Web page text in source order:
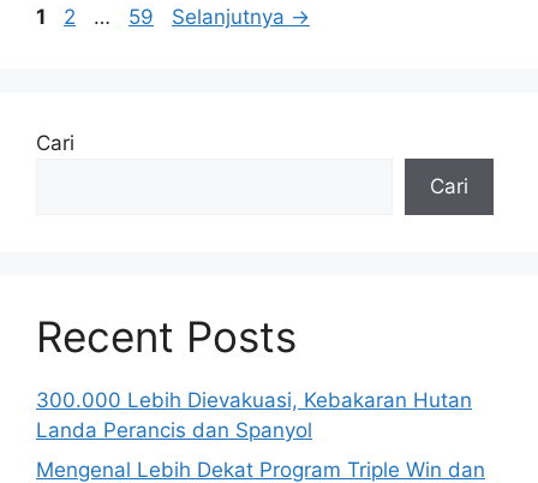
Halaman
1 Halaman
2 … Halaman
59 Selanjutnya →
Cari
Cari
Recent Posts
300.000 Lebih Dievakuasi, Kebakaran Hutan
Landa Perancis dan Spanyol
Mengenal Lebih Dekat Program Triple Win dan